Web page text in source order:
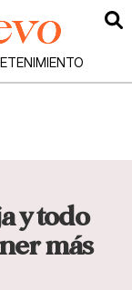
y todo
más